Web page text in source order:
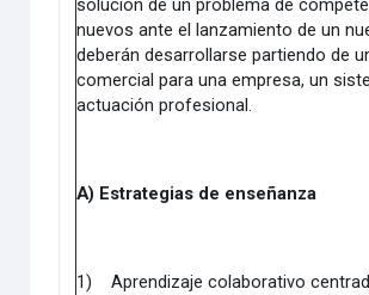
solución de un problema de
nuevos ante el lanzamiento de un
deberán desarrollarse partiendo de
comercial para una empresa, un
actuación profesional.
A) Estrategias de enseñanza
1)Aprendizaje colaborativo